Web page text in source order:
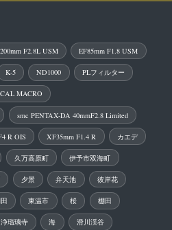
F2.8L USM EF85mm F1.8 USM
K-5 ND1000 PLフィルター
MACRO
smc PENTAX-DA 40mmF2.8 Limited
R OIS XF35mm F1.4 R カエデ
久万高原町 伊予市双海町
夕景 弁天池 彼岸花
東温市 桜 棚田
浄瑠璃寺 海 滑川渓谷